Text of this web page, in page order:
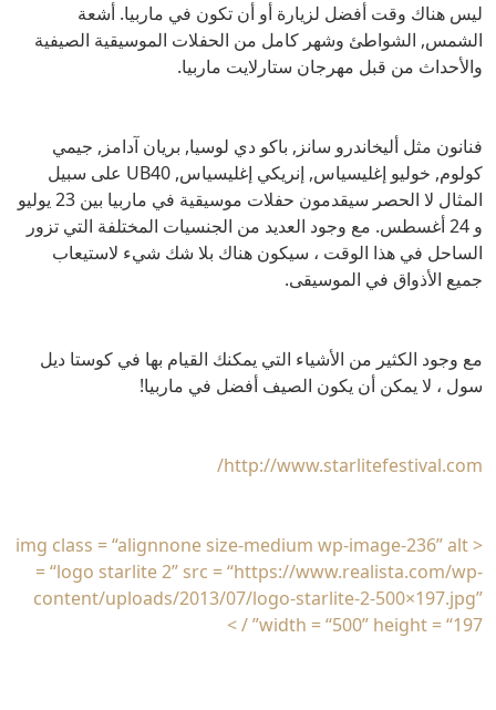
ليس هناك وقت أفضل لزيارة أو أن تكون في ماربيا. أشعة
الشمس, الشواطئ وشهر كامل من الحفلات الموسيقية الصيفية
والأحداث من قبل مهرجان ستارلايت ماربيا.
فنانون مثل أليخاندرو سانز, باكو دي لوسيا, بريان آدامز, جيمي
كولوم, خوليو إغليسياس, إنريكي إغليسياس, UB40 على سبيل
المثال لا الحصر سيقدمون حفلات موسيقية في ماربيا بين 23 يوليو
و 24 أغسطس. مع وجود العديد من الجنسيات المختلفة التي تزور
الساحل في هذا الوقت ، سيكون هناك بلا شك شيء لاستيعاب
جميع الأذواق في الموسيقى.
مع وجود الكثير من الأشياء التي يمكنك القيام بها في كوستا ديل
سول ، لا يمكن أن يكون الصيف أفضل في ماربيا!
http://www.starlitefestival.com/
< img class = “alignnone size-medium wp-image-236” alt
= “logo starlite 2” src = “https://www.realista.com/wp-
content/uploads/2013/07/logo-starlite-2-500×197.jpg”
width = “500” height = “197” / >